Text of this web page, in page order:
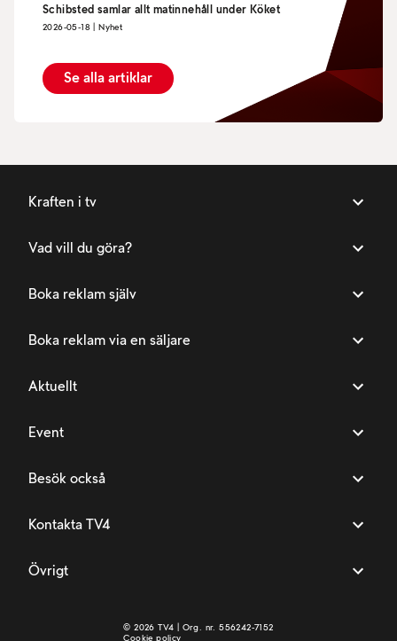
Schibsted samlar allt matinnehåll under Köket
2026-05-18 |Nyhet
Se alla artiklar
Kraften i tv
Vad vill du göra?
Boka reklam själv
Boka reklam via en säljare
Aktuellt
Event
Besök också
Kontakta TV4
Övrigt
©2026 TV4 | Org. nr. 556242-7152
Cookie policy